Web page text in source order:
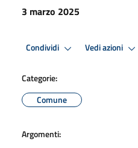
3 marzo 2025
Condividi Vedi azioni
Categorie:
Comune
Argomenti: